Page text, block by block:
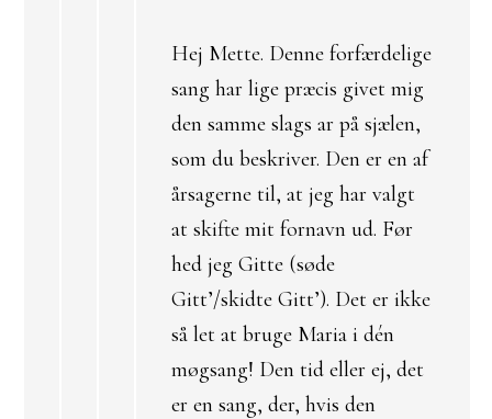
Hej Mette. Denne forfærdelige
sang har lige præcis givet mig
den samme slags ar på sjælen,
som du beskriver. Den er en af
årsagerne til, at jeg har valgt
at skifte mit fornavn ud. Før
hed jeg Gitte (søde
Gitt’/skidte Gitt’). Det er ikke
så let at bruge Maria i dén
møgsang! Den tid eller ej, det
er en sang, der, hvis den